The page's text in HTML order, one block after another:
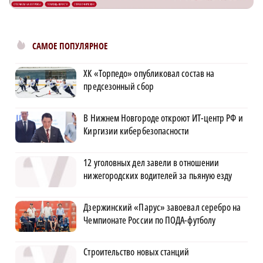
САМОЕ ПОПУЛЯРНОЕ
ХК «Торпедо» опубликовал состав на
предсезонный сбор
В Нижнем Новгороде откроют ИТ-центр РФ и
Киргизии кибербезопасности
12 уголовных дел завели в отношении
нижегородских водителей за пьяную езду
Дзержинский «Парус» завоевал серебро на
Чемпионате России по ПОДА-футболу
Строительство новых станций